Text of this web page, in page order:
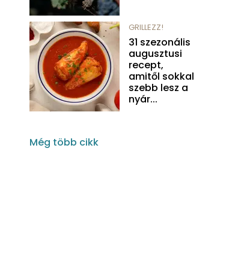
GRILLEZZ!
31 szezonális
augusztusi
recept,
amitől sokkal
szebb lesz a
nyár...
Még több cikk